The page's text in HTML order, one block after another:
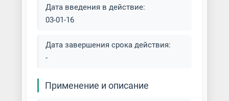
Полимерная окраска листов
Порошковая покраска
Дата введения в действие:
03-01-16
Дата завершения срока действия:
-
Применение и описание